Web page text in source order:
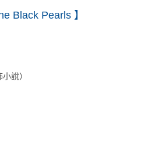
Black Pearls 】
小說）